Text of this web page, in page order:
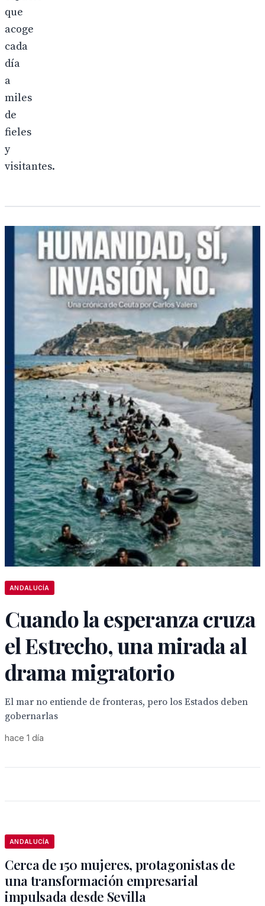
que
acoge
cada
día
a
miles
de
fieles
y
visitantes.
ANDALUCÍA
Cuando la esperanza cruza
el Estrecho, una mirada al
drama migratorio
El mar no entiende de fronteras, pero los Estados deben
gobernarlas
hace 1 día
ANDALUCÍA
Cerca de 150 mujeres, protagonistas de
una transformación empresarial
impulsada desde Sevilla